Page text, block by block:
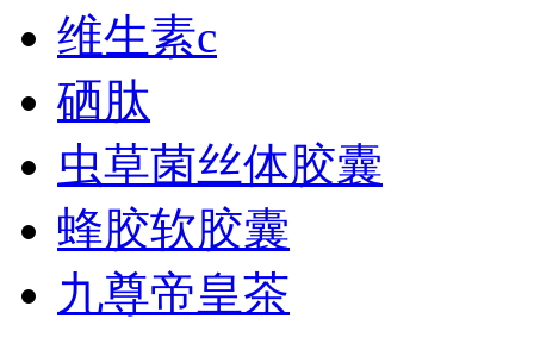
维生素c
硒肽
虫草菌丝体胶囊
蜂胶软胶囊
九尊帝皇茶